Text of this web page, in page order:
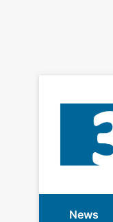
News